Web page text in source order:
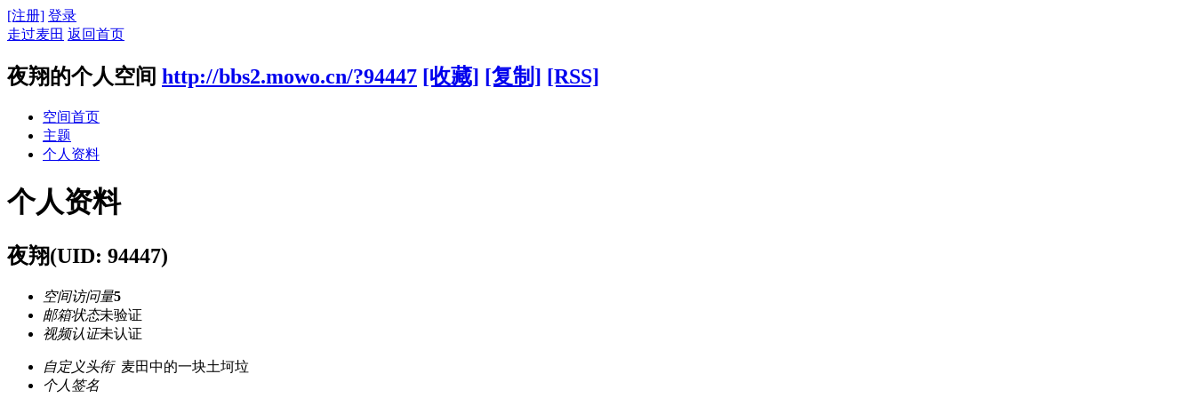
[注册] 登录
走过麦田 返回首页
夜翔的个人空间 http://bbs2.mowo.cn/?94447 [收藏] [复制] [RSS]
空间首页
主题
个人资料
个人资料
夜翔(UID: 94447)
空间访问量5
邮箱状态未验证
视频认证未认证
自定义头衔 麦田中的一块土坷垃
个人签名